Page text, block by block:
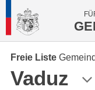
Freie Liste
Vaduz